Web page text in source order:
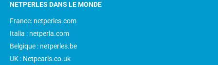
NETPERLES DANS LE MONDE
France: netperles.com
Italia : netperla.com
Belgique : netperles.be
UK : Netpearls.co.uk